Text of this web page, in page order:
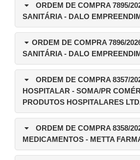
ORDEM DE COMPRA 7895/
SANITÁRIA - DALO
ORDEM DE COMPRA 7896/
SANITÁRIA - DALO
ORDEM DE COMPRA 8357/
HOSPITALAR - SOMA/PR
PRODUTOS HOSPITALARES
ORDEM DE COMPRA 8358/
MEDICAMENTOS - METTA